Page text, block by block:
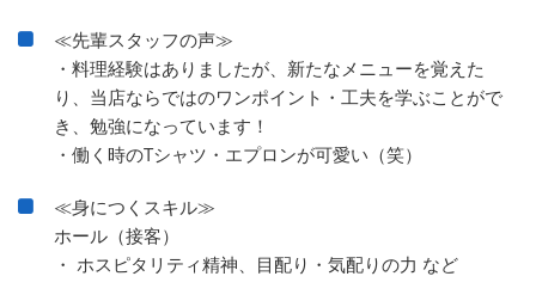
≪先輩スタッフの声≫
・料理経験はありましたが、新たなメニューを覚えた
り、当店ならではのワンポイント・工夫を学ぶことがで
き、勉強になっています！
・働く時のTシャツ・エプロンが可愛い（笑）
≪身につくスキル≫
ホール（接客）
・ ホスピタリティ精神、目配り・気配りの力 など